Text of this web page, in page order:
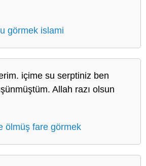
görmek islami
içime su serptiniz ben
Allah razı olsun
ölmüş fare görmek